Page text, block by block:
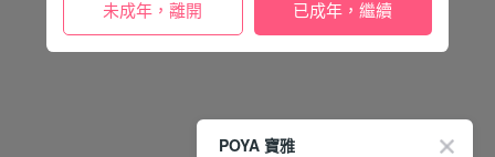
未成年，離開 已成年，繼續
POYA 寶雅